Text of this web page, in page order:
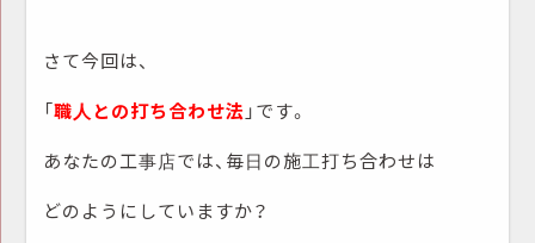
さて今回は、
「職人との打ち合わせ法 」です。
あなたの工事店では、毎日の施工打ち合わせは
どのようにしていますか？